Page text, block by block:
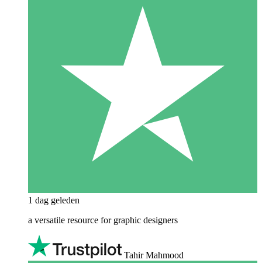
1 dag geleden
a versatile resource for graphic designers
Tahir Mahmood